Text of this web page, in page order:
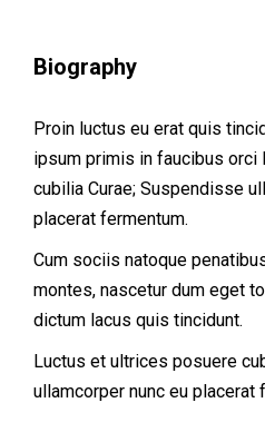
Biography
Proin luctus eu erat quis
ipsum primis in faucibus
cubilia Curae; Suspendisse
placerat fermentum.
Cum sociis natoque
montes, nascetur dum eget
dictum lacus quis tincidunt.
Luctus et ultrices posuere
ullamcorper nunc eu placerat